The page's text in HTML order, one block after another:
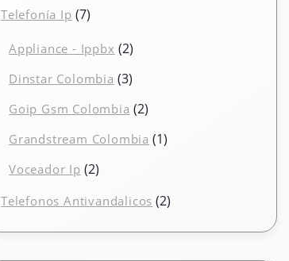
Telefonía Ip 77
Appliance - Ippbx 22
Dinstar Colombia 33
Goip Gsm Colombia 22
Grandstream Colombia 11
Voceador Ip 22
Telefonos Antivandalicos 22